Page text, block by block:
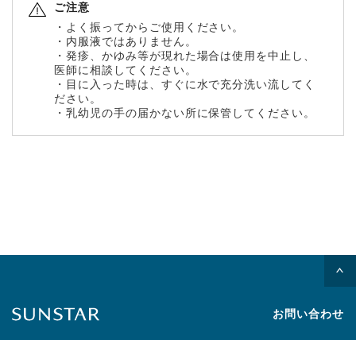
ご注意
・よく振ってからご使用ください。
・内服液ではありません。
・発疹、かゆみ等が現れた場合は使用を中止し、
医師に相談してください。
・目に入った時は、すぐに水で充分洗い流してく
ださい。
・乳幼児の手の届かない所に保管してください。
お問い合わせ